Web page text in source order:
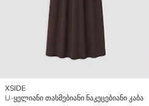
XSIDE
U-ყელიანი თასმებიანი ნაკეცებიანი კაბა